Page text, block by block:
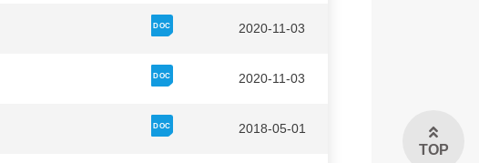
2020-11-03
2020-11-03
2018-05-01
TOP